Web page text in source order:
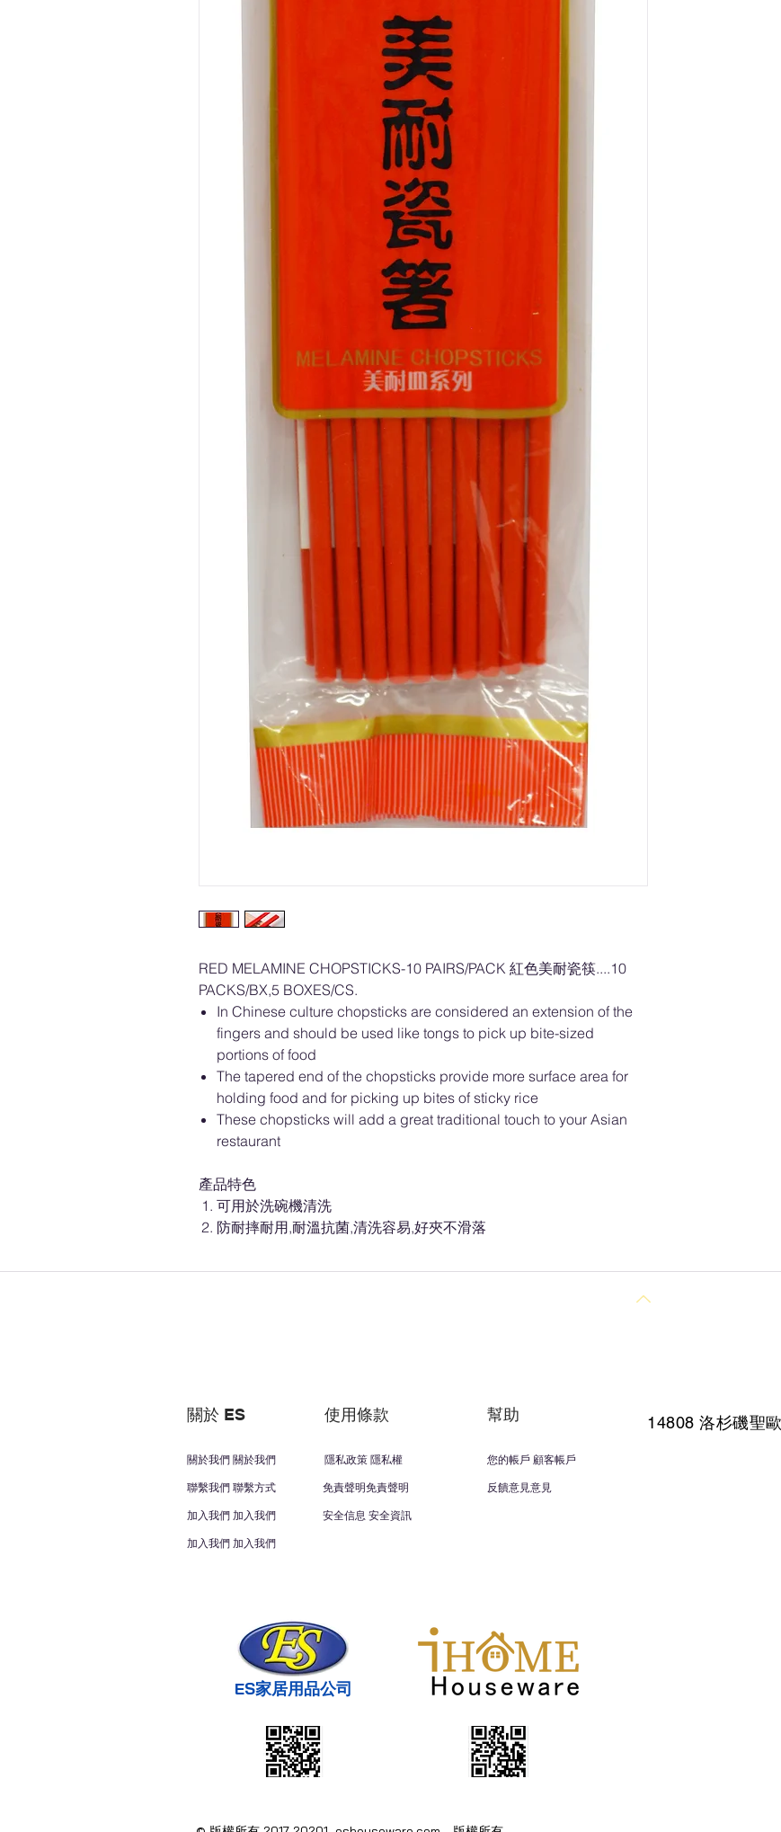
RED MELAMINE CHOPSTICKS-10 PAIRS/PACK 紅色美耐瓷筷....10
PACKS/BX,5 BOXES/CS.
In Chinese culture chopsticks are considered an extension of the
fingers and should be used like tongs to pick up bite-sized
portions of food
The tapered end of the chopsticks provide more surface area for
holding food and for picking up bites of sticky rice
These chopsticks will add a great traditional touch to your Asian
restaurant
產品特色
可用於洗碗機清洗
防耐摔耐用,耐溫抗菌,清洗容易,好夾不滑落
關於 ES 使用條款 幫助
關於我們 關於我們
聯繫我們 聯繫方式
加入我們 加入我們
隱私政策 隱私權
免責聲明免責聲明
安全信息 安全資訊
您的帳戶 顧客帳戶
反饋意見意見
加入我們 加入我們
ES家居用品公司
14808 洛杉磯聖